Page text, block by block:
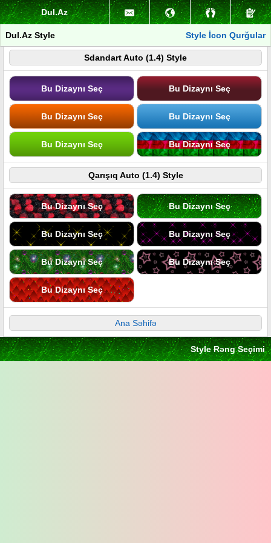
Dul.Az
Dul.Az Style Style İcon Qurğular
Sdandart Auto (1.4) Style
Bu Dizaynı Seç Bu Dizaynı Seç
Bu Dizaynı Seç Bu Dizaynı Seç
Bu Dizaynı Seç Bu Dizaynı Seç
Qarışıq Auto (1.4) Style
Bu Dizaynı Seç Bu Dizaynı Seç
Bu Dizaynı Seç Bu Dizaynı Seç
Bu Dizaynı Seç Bu Dizaynı Seç
Bu Dizaynı Seç
Ana Səhifə
Style Rəng Seçimi